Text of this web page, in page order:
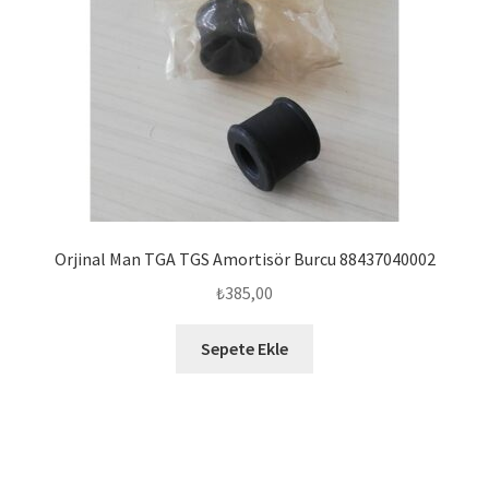
Orjinal Man TGA TGS Amortisör Burcu 88437040002
₺385,00
Sepete Ekle